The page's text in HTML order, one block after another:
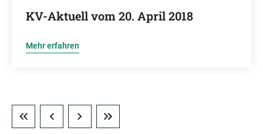
KV-Aktuell vom 20. April 2018
Mehr erfahren